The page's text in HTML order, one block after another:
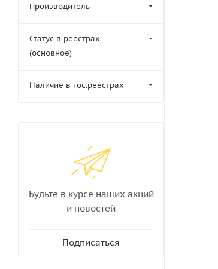
Производитель
Статус в реестрах
(основное)
Наличие в гос.реестрах
Будьте в курсе наших акций
и новостей
Подписаться